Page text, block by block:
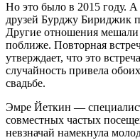
Но это было в 2015 году.
друзей Бурджу Бириджик
Другие отношения
поближе. Повторная
утверждает, что это
случайность привела
свадьбе.
Эмре Йеткин —
совместных частых
невзначай намекнула